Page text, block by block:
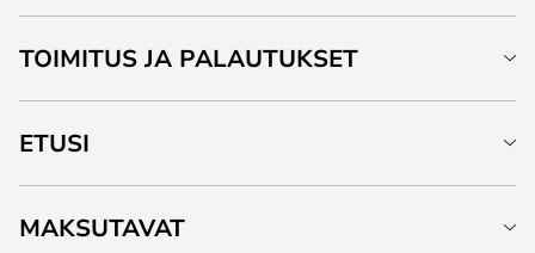
TOIMITUS JA PALAUTUKSET
ETUSI
MAKSUTAVAT